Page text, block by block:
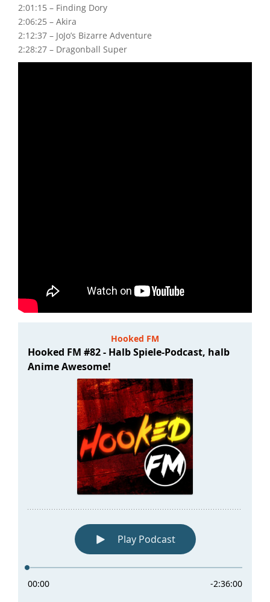
2:01:15 – Finding Dory
2:06:25 – Akira
2:12:37 – JoJo’s Bizarre Adventure
2:28:27 – Dragonball Super